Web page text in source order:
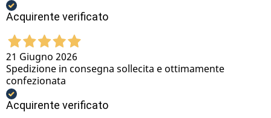
Acquirente verificato
21 Giugno 2026
Spedizione in consegna sollecita e ottimamente
confezionata
Acquirente verificato